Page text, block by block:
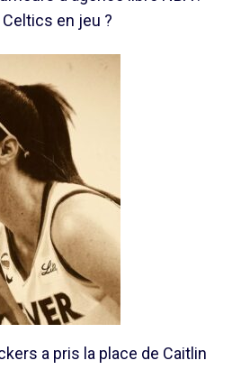
en jeu ?
a pris la place de Caitlin